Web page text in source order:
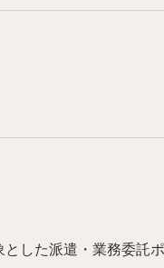
した派遣・業務委託